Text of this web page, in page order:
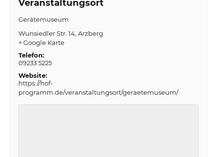
Veranstaltungsort
Gerätemuseum
Wunsiedler Str. 14 Arzberg
+ Google Karte
Telefon:
09233 5225
Website:
https://hof-
programm.de/veranstaltungsort/geraetemuseum/